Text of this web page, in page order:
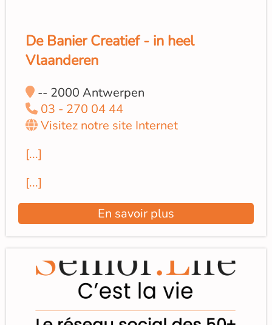
De Banier Creatief - in heel
Vlaanderen
-- 2000 Antwerpen
03 - 270 04 44
Visitez notre site Internet
[...]
[...]
En savoir plus